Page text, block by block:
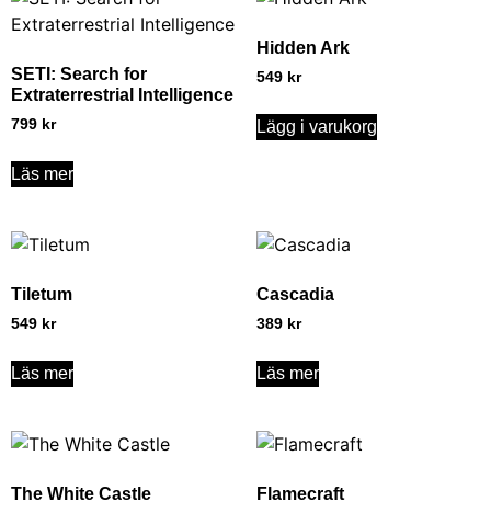
SETI: Search for
Extraterrestrial Intelligence
799 kr
Läs mer
Hidden Ark
549 kr
Lägg i varukorg
Tiletum
549 kr
Läs mer
Cascadia
389 kr
Läs mer
The White Castle Flamecraft